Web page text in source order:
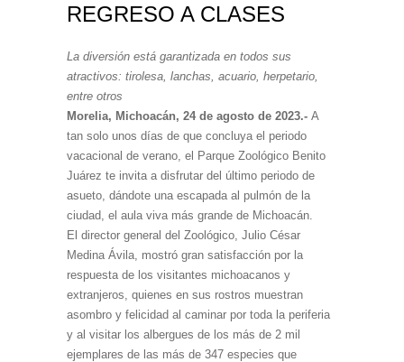
REGRESO A CLASES
La diversión está garantizada en todos sus
atractivos: tirolesa, lanchas, acuario, herpetario,
entre otros
Morelia, Michoacán, 24 de agosto de 2023.- A
tan solo unos días de que concluya el periodo
vacacional de verano, el Parque Zoológico Benito
Juárez te invita a disfrutar del último periodo de
asueto, dándote una escapada al pulmón de la
ciudad, el aula viva más grande de Michoacán.
El director general del Zoológico, Julio César
Medina Ávila, mostró gran satisfacción por la
respuesta de los visitantes michoacanos y
extranjeros, quienes en sus rostros muestran
asombro y felicidad al caminar por toda la periferia
y al visitar los albergues de los más de 2 mil
ejemplares de las más de 347 especies que